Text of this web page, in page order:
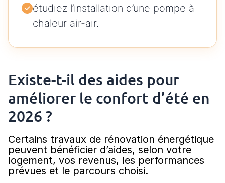
étudiez l’installation d’une pompe à
chaleur air-air.
Existe-t-il des aides pour
améliorer le confort d’été en
2026 ?
Certains travaux de rénovation énergétique
peuvent bénéficier d’aides, selon votre
logement, vos revenus, les performances
prévues et le parcours choisi.